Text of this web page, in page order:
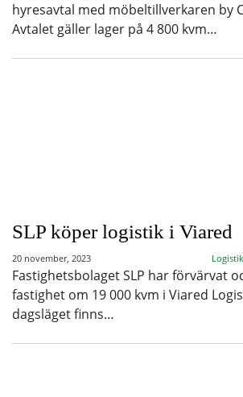
hyresavtal med möbeltillverkaren by
Avtalet gäller lager på 4 800 kvm…
SLP köper logistik i Viared
20 november, 2023
Fastighetsbolaget SLP har förvärvat
fastighet om 19 000 kvm i Viared
dagsläget finns…